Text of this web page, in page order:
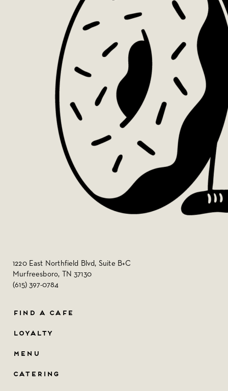
1220 East Northfield Blvd, Suite B+C
Murfreesboro, TN 37130
(615) 397-0784
FIND A CAFE
LOYALTY
MENU
CATERING